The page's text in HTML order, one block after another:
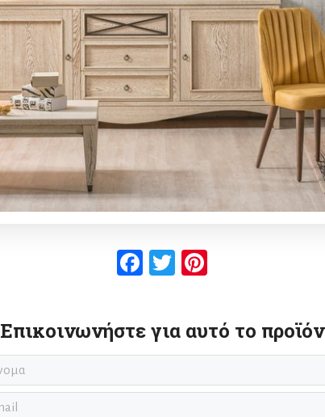
Facebook
Twitter
Επικοινωνήστε για αυτό το προϊόν